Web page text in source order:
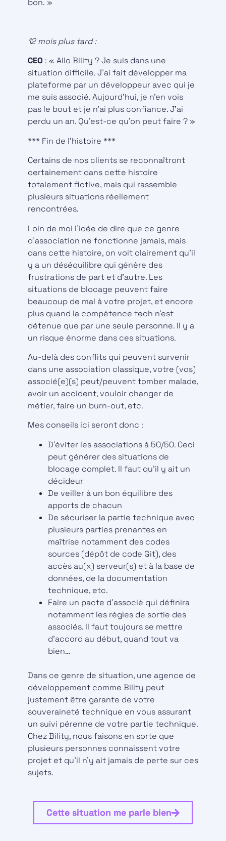
bon. »
12 mois plus tard :
CEO : « Allo Bility ? Je suis dans une
situation difficile. J’ai fait développer ma
plateforme par un développeur avec qui je
me suis associé. Aujourd’hui, je n’en vois
pas le bout et je n’ai plus confiance. J’ai
perdu un an. Qu’est-ce qu’on peut faire ? »
*** Fin de l’histoire ***
Certains de nos clients se reconnaîtront
certainement dans cette histoire
totalement fictive, mais qui rassemble
plusieurs situations réellement
rencontrées.
Loin de moi l’idée de dire que ce genre
d’association ne fonctionne jamais, mais
dans cette histoire, on voit clairement qu’il
y a un déséquilibre qui génère des
frustrations de part et d’autre. Les
situations de blocage peuvent faire
beaucoup de mal à votre projet, et encore
plus quand la compétence tech n’est
détenue que par une seule personne. Il y a
un risque énorme dans ces situations.
Au-delà des conflits qui peuvent survenir
dans une association classique, votre (vos)
associé(e)(s) peut/peuvent tomber malade,
avoir un accident, vouloir changer de
métier, faire un burn-out, etc.
Mes conseils ici seront donc :
D’éviter les associations à 50/50. Ceci
peut générer des situations de
blocage complet. Il faut qu’il y ait un
décideur
De veiller à un bon équilibre des
apports de chacun
De sécuriser la partie technique avec
plusieurs parties prenantes en
maîtrise notamment des codes
sources (dépôt de code Git), des
accès au(x) serveur(s) et à la base de
données, de la documentation
technique, etc.
Faire un pacte d’associé qui définira
notamment les règles de sortie des
associés. Il faut toujours se mettre
d’accord au début, quand tout va
bien…
Dans ce genre de situation, une agence de
développement comme Bility peut
justement être garante de votre
souveraineté technique en vous assurant
un suivi pérenne de votre partie technique.
Chez Bility, nous faisons en sorte que
plusieurs personnes connaissent votre
projet et qu’il n’y ait jamais de perte sur ces
sujets.
Cette situation me parle bien